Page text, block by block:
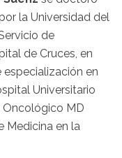
la Universidad del
de
de Cruces, en
en
Universitario
Oncológico MD
Medicina en la